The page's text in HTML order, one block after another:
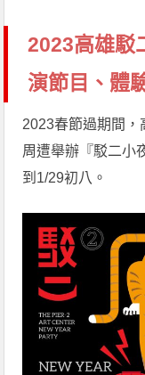
2023高雄駁
演節目、體
2023春節過期間，
周遭舉辦『駁二小
到1/29初八。